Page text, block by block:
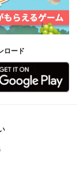
ロード